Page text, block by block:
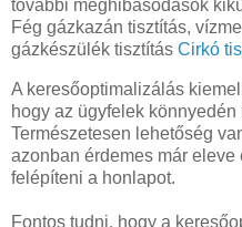
további meghibásodások
Fég gázkazán tisztítás,
gázkészülék tisztítás Cirkó
A keresőoptimalizálás
hogy az ügyfelek
Természetesen lehetőség
azonban érdemes már
felépíteni a honlapot.
Fontos tudni, hogy a